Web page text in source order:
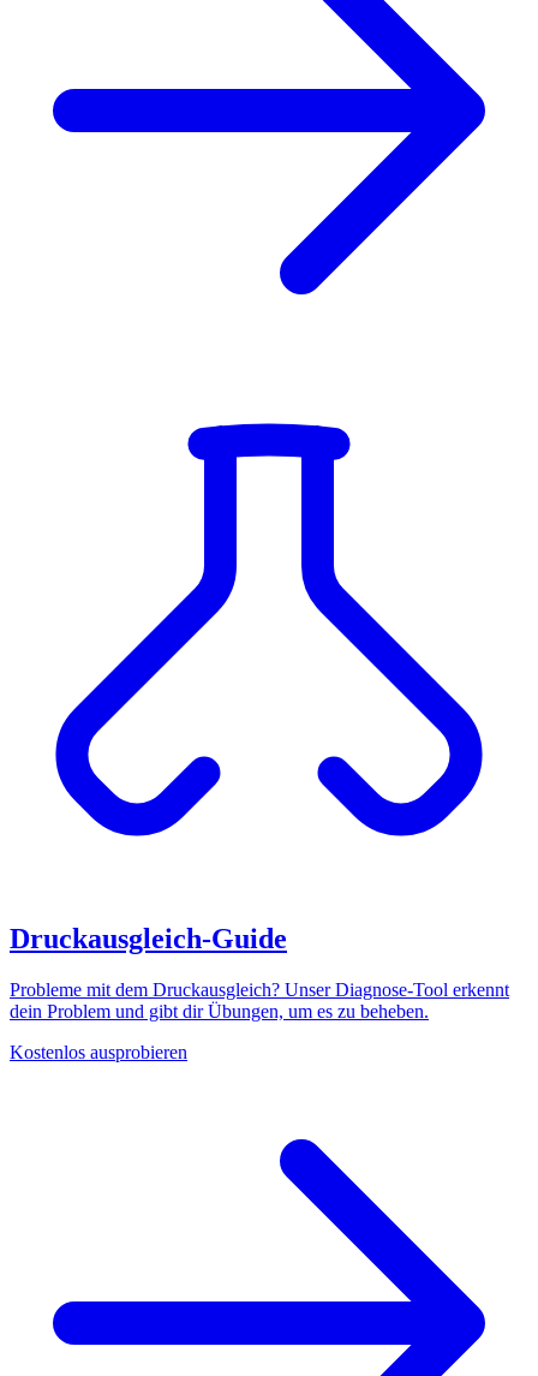
Druckausgleich-Guide
Probleme mit dem Druckausgleich? Unser Diagnose-Tool erkennt
dein Problem und gibt dir Übungen, um es zu beheben.
Kostenlos ausprobieren